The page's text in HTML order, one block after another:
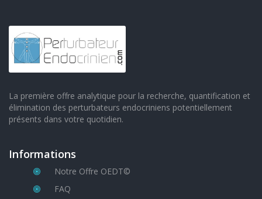
La première offre analytique pour la recherche, quantification et
élimination des perturbateurs endocriniens potentiellement
présents dans votre quotidien.
Informations
Notre Offre OEDT©
FAQ